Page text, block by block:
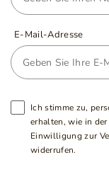
E-Mail-Adresse
Ich stimme zu,
erhalten, wie in der
Einwilligung zur
widerrufen.